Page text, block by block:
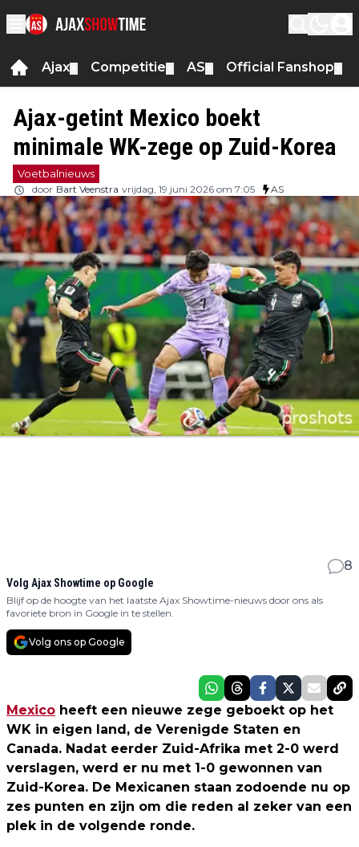
Ajax Competitie AS Official Fanshop
Ajax-getint Mexico boekt
minimale WK-zege op Zuid-Korea
Voetbalnieuws
door Bart Veenstra vrijdag, 19 juni 2026 om 7:05 AS
8
Volg Ajax Showtime op Google
Blijf op de hoogte van het laatste Ajax Showtime-nieuws door ons als
favoriete bron in Google in te stellen.
Volg ons op Google
Mexico heeft een nieuwe zege geboekt op het
WK in eigen land, de Verenigde Staten en
Canada. Nadat eerder Zuid-Afrika met 2-0 werd
verslagen, werd er nu met 1-0 gewonnen van
Zuid-Korea. De Mexicanen staan zodoende nu op
zes punten en zijn om die reden al zeker van een
plek in de volgende ronde.